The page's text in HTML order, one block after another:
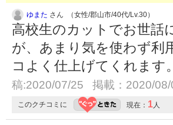
ゆまた さん （女性/郡山市/40代/Lv.30）
高校生のカットでお世話
が、あまり気を使わず利
コよく仕上げてくれま
稿:2020/07/25 掲載：2020/08/
このクチコミに 現在： 1人